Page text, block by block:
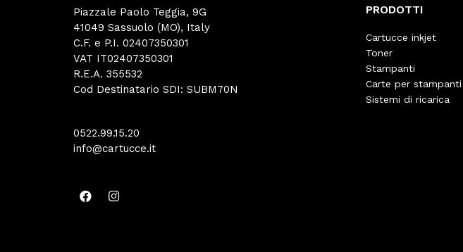
Piazzale Paolo Teggia, 9G
41049 Sassuolo (MO), Italy
C.F. e P.I. 02407350301
VAT IT02407350301
R.E.A. 355532
Cod Destinatario SDI: SUBM70N
0522.99.15.20
info@cartucce.it
PRODOTTI
Cartucce inkjet
Toner
Stampanti
Carte per stampanti
Sistemi di ricarica